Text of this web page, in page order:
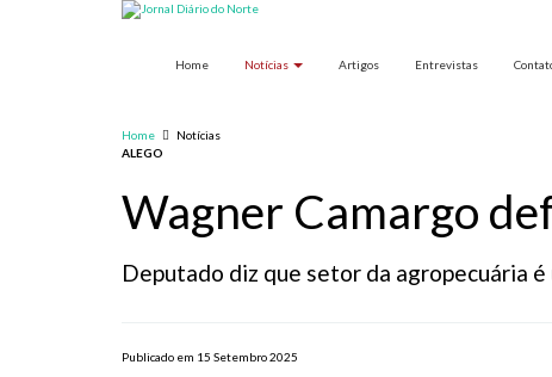
Home Notícias Artigos Entrevistas
Home
Notícias
ALEGO
Wagner Camargo
Deputado diz que setor da agropecuária
Publicado em 15 Setembro 2025